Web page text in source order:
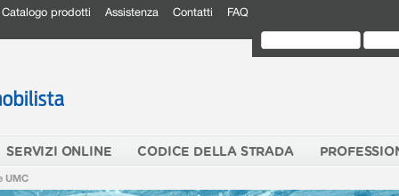
Catalogo prodotti Assistenza Contatti FAQ
SERVIZI ONLINE CODICE DELLA STRADA
UMC